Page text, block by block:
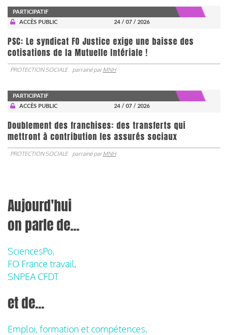
PARTICIPATIF
ACCÈS PUBLIC
24 / 07 / 2026
PSC: Le syndicat FO Justice exige une baisse des
cotisations de la Mutuelle Intériale !
PROTECTION SOCIALE parrainé parMNH
PARTICIPATIF
ACCÈS PUBLIC
24 / 07 / 2026
Doublement des franchises: des transferts qui
mettront à contribution les assurés sociaux
PROTECTION SOCIALE parrainé parMNH
Aujourd'hui
on parle de...
SciencesPo,
FO France travail,
SNPEA CFDT
et de...
Emploi, formation et compétences,